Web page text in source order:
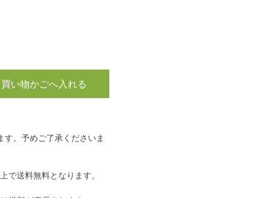
買い物かごへ入れる
。予めご了承くださいま
送料無料となります。